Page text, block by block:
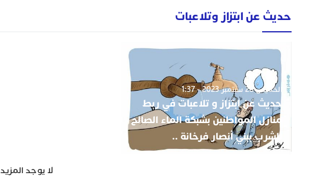
حديث عن ابتزاز وتلاعبات
الخميس 28 سبتمبر 2023 - 1:37
حديث عن ابتزاز و تلاعبات في ربط
منازل المواطنين بشبكة الماء الصالح
للشرب ببني أنصار فرخانة ..
لا يوجد المزيد